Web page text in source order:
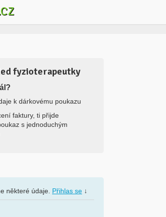
fyzioterapeutky
k dárkovému poukazu
faktury, ti přijde
s jednoduchým
některé údaje. Přihlas se ↓